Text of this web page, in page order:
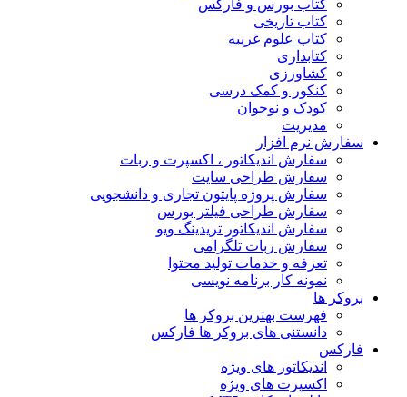
کتاب بورس و فارکس
کتاب تاریخی
کتاب علوم غریبه
کتابداری
کشاورزی
کنکور و کمک‌ درسی
کودک و نوجوان
مدیریت
سفارش نرم افزار
سفارش اندیکاتور ، اکسپرت و ربات
سفارش طراحی سایت
سفارش پروژه پایتون تجاری و دانشجویی
سفارش طراحی فیلتر بورس
سفارش اندیکاتور تریدینگ ویو
سفارش ربات تلگرامی
تعرفه و خدمات تولید محتوا
نمونه کار برنامه نویسی
بروکر ها
فهرست بهترین بروکر ها
دانستنی های بروکر ها فارکس
فارکس
اندیکاتور های ویژه
اکسپرت های ویژه